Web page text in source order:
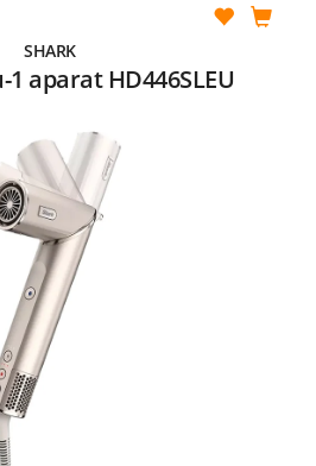
SHARK
1 aparat HD446SLEU